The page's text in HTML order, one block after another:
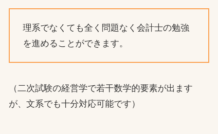
理系でなくても全く問題なく会計士の勉強
を進めることができます。
（二次試験の経営学で若干数学的要素が出ます
が、文系でも十分対応可能です）